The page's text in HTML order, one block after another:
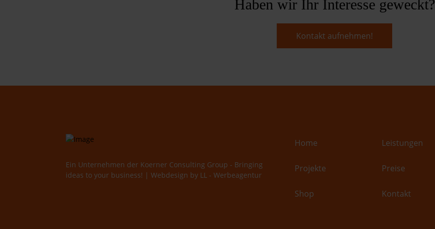
Haben wir Ihr Interesse geweckt?
Kontakt aufnehmen!
Ein Unternehmen der Koerner Consulting Group - Bringing
ideas to your business! | Webdesign by LL - Werbeagentur
Home Leistungen
Projekte Preise
Shop Kontakt